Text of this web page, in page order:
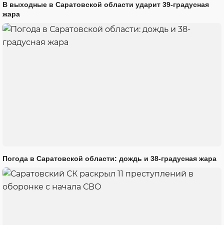
В выходные в Саратовской области ударит 39-градусная
жара
Погода в Саратовской области: дождь и 38-градусная жара